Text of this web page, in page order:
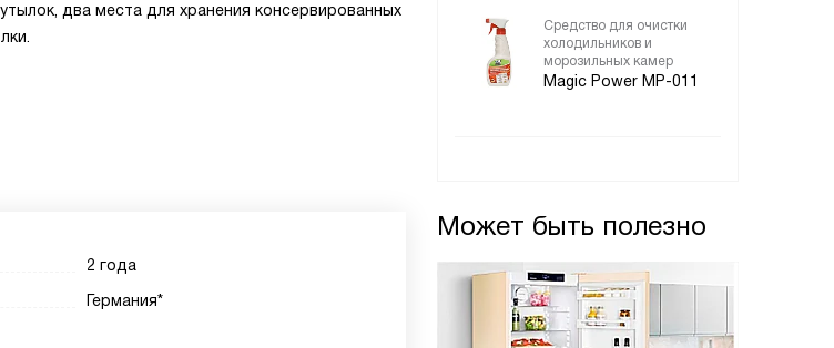
Средство для очистки
холодильников и
морозильных камер
Magic Power MP-011
Может быть полезно
два места для хранения консервированных
2 года
Германия*